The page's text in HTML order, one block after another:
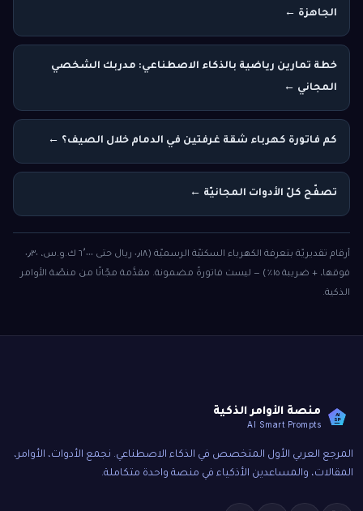
الجاهزة ←
خطة تمارين رياضية بالذكاء الاصطناعي: مدربك الشخصي
المجاني ←
كم فاتورة كهرباء شقة غرفتين في الدمام خلال الصيف؟ ←
تصفّح كلّ الأدوات المجانيّة ←
أرقام تقديريّة بتعرفة الكهرباء السكنيّة الرسميّة (٠٫١٨ ريال حتى ٦٬٠٠٠ ك.و.س، ٠٫٣٠
فوقها، + ضريبة ١٥٪) — ليست فاتورةً مضمونة. مقدَّمة مجّانًا من منصّة الأوامر
الذكية.
AI
SP
منصة الأوامر الذكية
AI Smart Prompts
المرجع العربي الأول المتخصص في الذكاء الاصطناعي. نجمع الأدوات، الأوامر،
المقالات، والمساعدين الأذكياء في منصة واحدة متكاملة.